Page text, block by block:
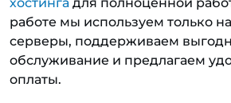
хостинга для полноценной
работе мы используем только
серверы, поддерживаем
обслуживание и предлагаем
оплаты.